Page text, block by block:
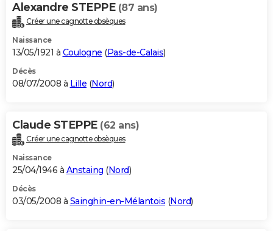
Alexandre STEPPE (87 ans)
Créer une cagnotte obsèques
Naissance
13/05/1921 à Coulogne (Pas-de-Calais)
Décès
08/07/2008 à Lille (Nord)
Claude STEPPE (62 ans)
Créer une cagnotte obsèques
Naissance
25/04/1946 à Anstaing (Nord)
Décès
03/05/2008 à Sainghin-en-Mélantois (Nord)